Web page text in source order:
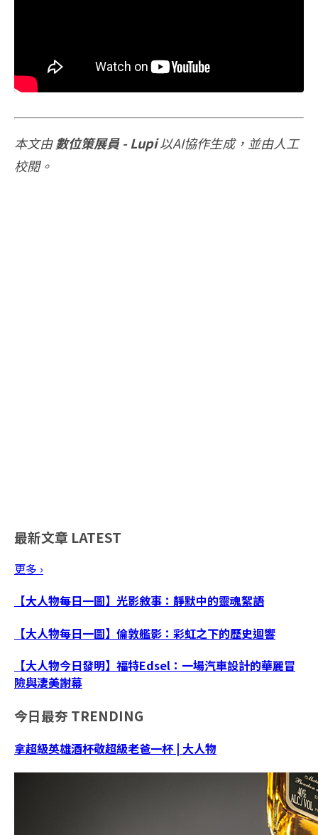
本文由數位策展員 - Lupi以AI協作生成，並由人工
校閱。
最新文章 LATEST
更多 ›
【大人物每日一圖】光影敘事：靜默中的靈魂絮語
【大人物每日一圖】倫敦艦影：彩虹之下的歷史迴響
【大人物今日發明】福特Edsel：一場汽車設計的華麗冒
險與淒美謝幕
今日最夯 TRENDING
拿超級英雄酒杯敬超級老爸一杯 | 大人物